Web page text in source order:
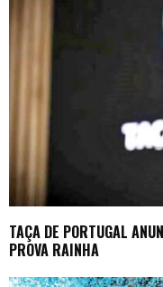
TAÇA DE PORTUGAL
PROVA RAINHA